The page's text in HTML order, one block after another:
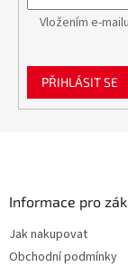
Vložením e-
PŘIHLÁSIT SE
Informace pro
Jak nakupovat
Obchodní podmínky